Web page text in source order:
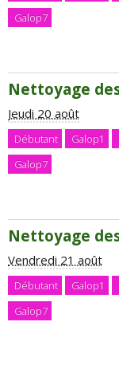
Galop7
Nettoyage
Jeudi 20 août
Débutant Galop1
Galop7
Nettoyage
Vendredi 21 août
Débutant Galop1
Galop7